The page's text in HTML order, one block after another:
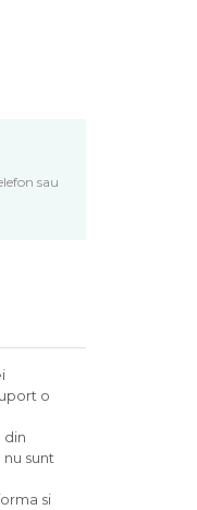
sau
o
din
sunt
si